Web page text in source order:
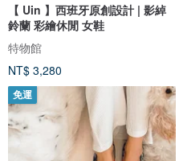
【 Uin 】西班牙原創設計 | 影綽
鈴蘭 彩繪休閒 女鞋
特物館
NT$ 3,280
免運